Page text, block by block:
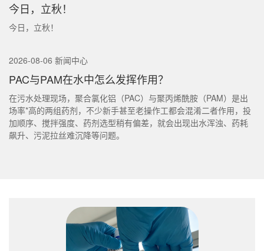
今日，立秋！
今日，立秋！
2026-08-06 新闻中心
PAC与PAM在水中怎么发挥作用？
在污水处理现场，聚合氯化铝（PAC）与聚丙烯酰胺（PAM）是出
场率*高的两组药剂，不少新手甚至老操作工都会混淆二者作用，投
加顺序、搅拌强度、药剂选型稍有偏差，就会出现出水浑浊、药耗
飙升、污泥拉丝难沉降等问题。